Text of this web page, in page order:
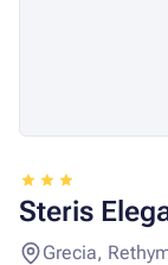
Steris
Grecia,